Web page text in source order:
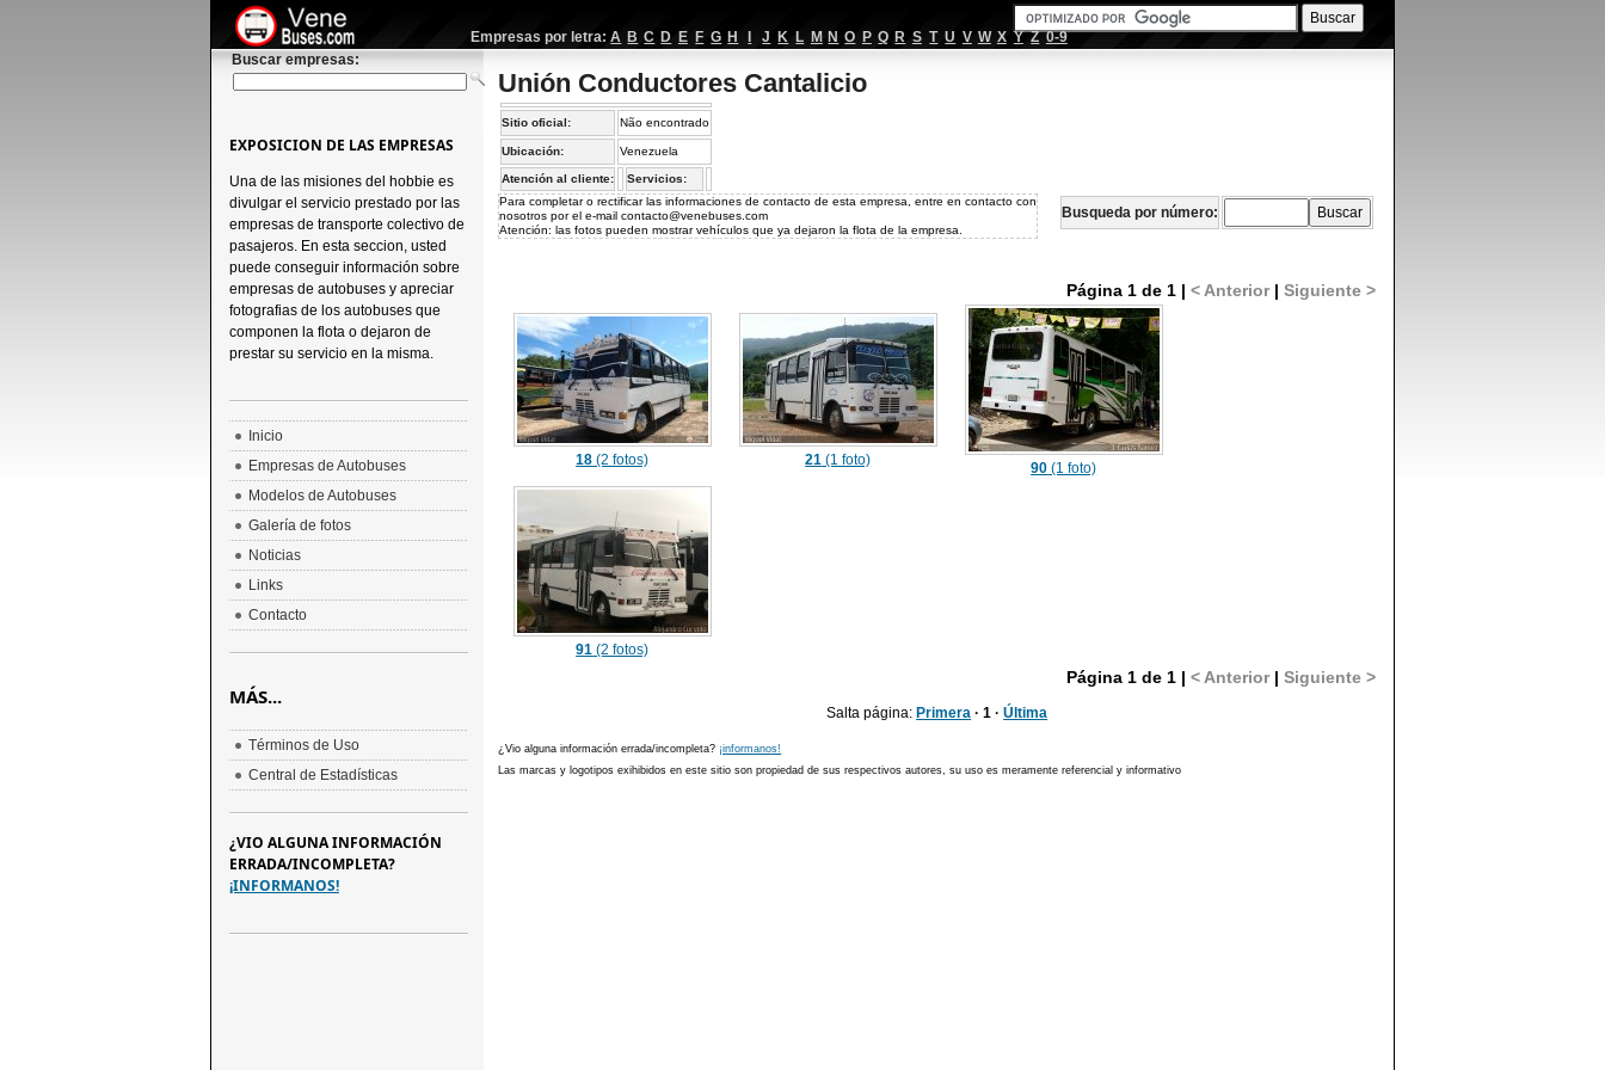
Empresas por letra: A B C D E F G H J K L M N O P Q R S T U V W X Y Z 0-9
Buscar empresas:
Unión Conductores Cantalicio
Sitio oficial: Não encontrado
Ubicación: Venezuela
Atención al cliente:
Servicios:
Para completar o rectificar las informaciones de contacto de esta empresa, entre en contacto con
nosotros por el e-mailcontacto@venebuses.com
Atención: las fotos pueden mostrar vehículos que ya dejaron la flota de la empresa.
Busqueda por número:
Página 1 de 1 |< Anterior|Siguiente >
18 (2 fotos) 21 (1 foto) 90 (1 foto)
91 (2 fotos)
Página 1 de 1 |< Anterior|Siguiente >
Salta página: Primera · 1 ·Última
¿Vio alguna información errada/incompleta? ¡informanos!
Las marcas y logotipos exihibidos en este sitio son propiedad de sus respectivos autores, su uso es meramente referencial y informativo
EXPOSICION DE LAS EMPRESAS
Una de las misiones del hobbie es
divulgar el servicio prestado por las
empresas de transporte colectivo de
pasajeros. En esta seccion, usted
puede conseguir información sobre
empresas de autobuses y apreciar
fotografias de los autobuses que
componen la flota o dejaron de
prestar su servicio en la misma.
Inicio
Empresas de Autobuses
Modelos de Autobuses
Galería de fotos
Noticias
Links
Contacto
MÁS...
Términos de Uso
Central de Estadísticas
¿VIO ALGUNA INFORMACIÓN
ERRADA/INCOMPLETA?
¡INFORMANOS!